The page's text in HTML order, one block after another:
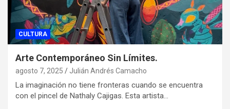
CULTURA
Arte Contemporáneo Sin Límites.
agosto 7, 2025 Julián Andrés Camacho
La imaginación no tiene fronteras cuando se encuentra
con el pincel de Nathaly Cajigas. Esta artista…